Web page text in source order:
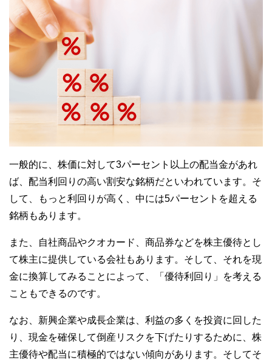
一般的に、株価に対して3パーセント以上の配当金があれ
ば、配当利回りの高い割安な銘柄だといわれています。そ
して、もっと利回りが高く、中には5パーセントを超える
銘柄もあります。
また、自社商品やクオカード、商品券などを株主優待とし
て株主に提供している会社もあります。そして、それを現
金に換算してみることによって、「優待利回り」を考える
こともできるのです。
なお、新興企業や成長企業は、利益の多くを投資に回した
り、現金を確保して倒産リスクを下げたりするために、株
主優待や配当に積極的ではない傾向があります。そしてそ